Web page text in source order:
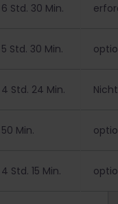
6 Std. 30 Min.
5 Std. 30 Min.
4 Std. 24 Min.
50 Min.
4 Std. 15 Min.